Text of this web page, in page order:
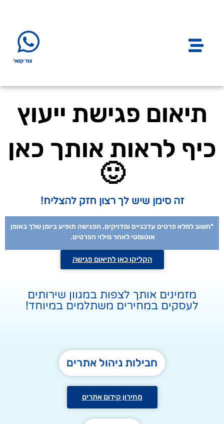
צור קשר
תיאום פגישת ייעוץ
כיף לראות אותך כאן
🙂
זה סימן שיש לך רצון חזק להצליח!
*חשוב למלא פרטים עדכניים ומדויקים, הפגישה תופיע ביומן שלך באופן
אוטומטי לאחר מילוי הפרטים.
הקליקו כאן לתיאום פגישה
מזמינים אותך לצפות במגוון שירותים
לעסקים במחירים משתלמים במיוחד!
מחירון קידום אתרים
חבילות ניהול אתרים